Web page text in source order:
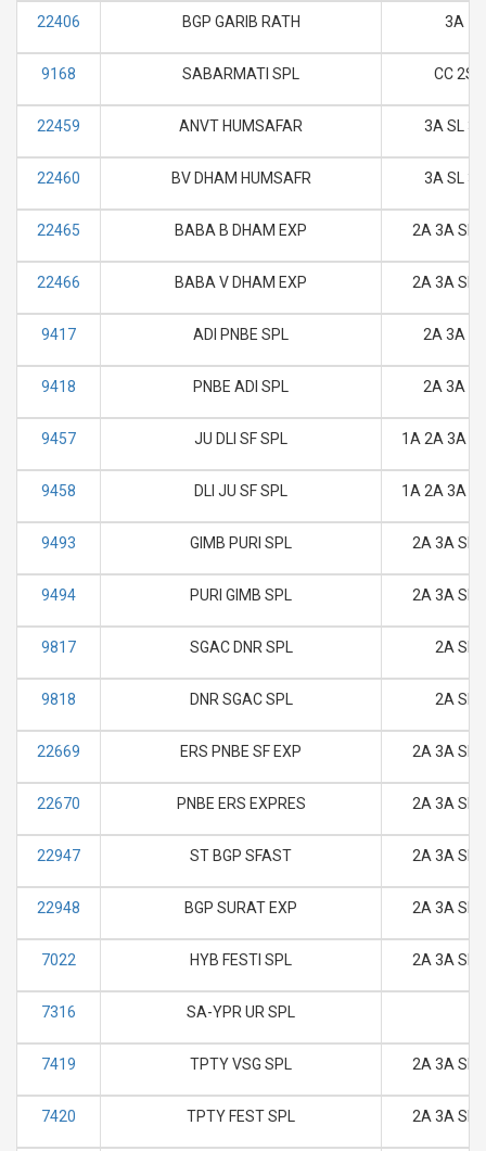
22406 BGP GARIB RATH 3A
9168 SABARMATI SPL CC 2S
22459 ANVT HUMSAFAR 3A SL 3E
22460 BV DHAM HUMSAFR 3A SL 3E
22465 BABA B DHAM EXP 2A 3A SL
22466 BABA V DHAM EXP 2A 3A SL
9417 ADI PNBE SPL 2A 3A SL
9418 PNBE ADI SPL 2A 3A SL
9457 JU DLI SF SPL 1A 2A 3A
9458 DLI JU SF SPL 1A 2A 3A
9493 GIMB PURI SPL 2A 3A SL
9494 PURI GIMB SPL 2A 3A SL
9817 SGAC DNR SPL 2A SL
9818 DNR SGAC SPL 2A SL
22669 ERS PNBE SF EXP 2A 3A SL
22670 PNBE ERS EXPRES 2A 3A SL
22947 ST BGP SFAST 2A 3A SL
22948 BGP SURAT EXP 2A 3A SL
7022 HYB FESTI SPL 2A 3A SL
7316 SA-YPR UR SPL
7419 TPTY VSG SPL 2A 3A SL
7420 TPTY FEST SPL 2A 3A SL